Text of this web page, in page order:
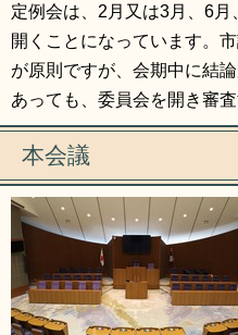
定例会は、2月又は3月、6
開くことになっています。
が原則ですが、会期中に結
あっても、委員会を開き審
本会議